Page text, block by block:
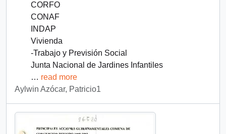
CORFO
CONAF
INDAP
Vivienda
-Trabajo y Previsión Social
Junta Nacional de Jardines Infantiles
… read more
Aylwin Azócar, Patricio1